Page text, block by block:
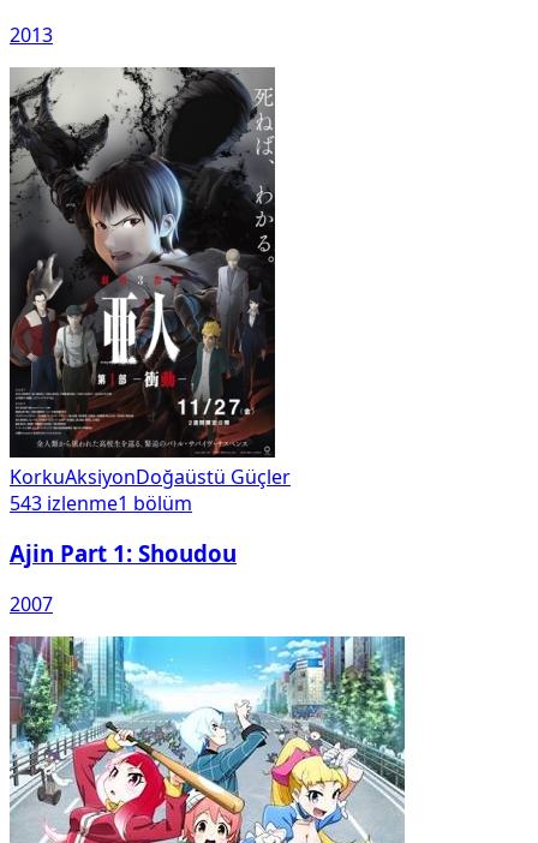
2013
KorkuAksiyonDoğaüstü Güçler
543 izlenme1 bölüm
Ajin Part 1: Shoudou
2007